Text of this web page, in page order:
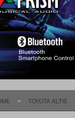
» TOYOTA ALTIS